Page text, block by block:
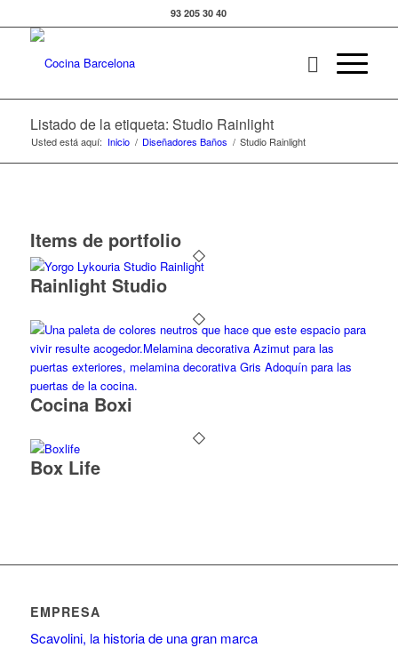
93 205 30 40
Listado de la etiqueta: Studio Rainlight
Usted está aquí: Inicio / Diseñadores Baños / Studio Rainlight
Items de portfolio
Rainlight Studio
Cocina Boxi
Box Life
EMPRESA
Scavolini, la historia de una gran marca